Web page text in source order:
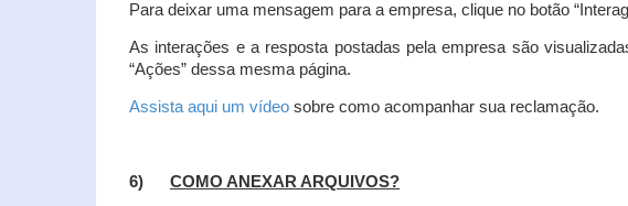
Para deixar uma mensagem para a empresa, clique no botão
As interações e a resposta postadas pela empresa são
“Ações” dessa mesma página.
Assista aqui um vídeo sobre como acompanhar sua reclamação.
6) COMO ANEXAR ARQUIVOS?